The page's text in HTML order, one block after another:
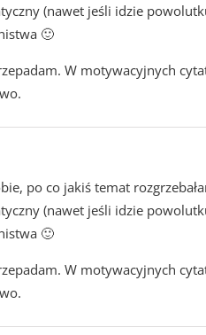
(nawet jeśli idzie
🙂
W motywacyjnych
po co jakiś temat
(nawet jeśli idzie
🙂
W motywacyjnych